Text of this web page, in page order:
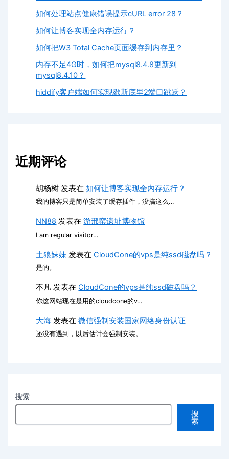
如何处理站点健康错误提示cURL error 28？
如何让博客实现全内存运行？
如何把W3 Total Cache页面缓存到内存里？
内存不足4G时，如何把mysql8.4.8更新到
mysql8.4.10？
hiddify客户端如何实现歇斯底里2端口跳跃？
近期评论
胡杨树 发表在如何让博客实现全内存运行？
我的博客只是简单安装了缓存插件，没搞这么…
NN88 发表在游邢窑遗址博物馆
I am regular visitor…
土狼妹妹 发表在CloudCone的vps是纯ssd磁盘吗？
是的。
不凡 发表在CloudCone的vps是纯ssd磁盘吗？
你这网站现在是用的cloudcone的v…
大海 发表在微信强制安装国家网络身份认证
还没有遇到，以后估计会强制安装。
搜索
搜
索